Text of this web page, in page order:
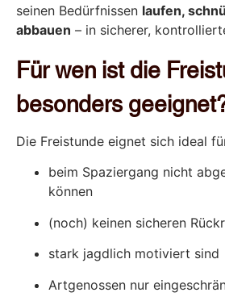
seinen Bedürfnissen laufen,
abbauen – in sicherer,
Für wen ist die
besonders
Die Freistunde eignet sich ideal
beim Spaziergang nicht
können
(noch) keinen sicheren
stark jagdlich motiviert sind
Artgenossen nur